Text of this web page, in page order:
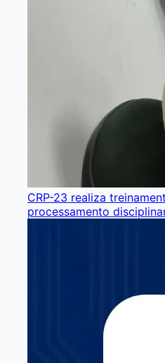
CRP-23 realiza
processamento